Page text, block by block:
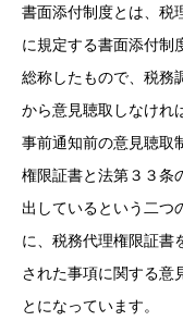
書面添付制度とは、税
に規定する書面添付制
総称したもので、税務
から意見聴取しなけれ
事前通知前の意見聴取
権限証書と法第３３条
出しているという二つ
に、税務代理権限証書
された事項に関する意
とになっています。